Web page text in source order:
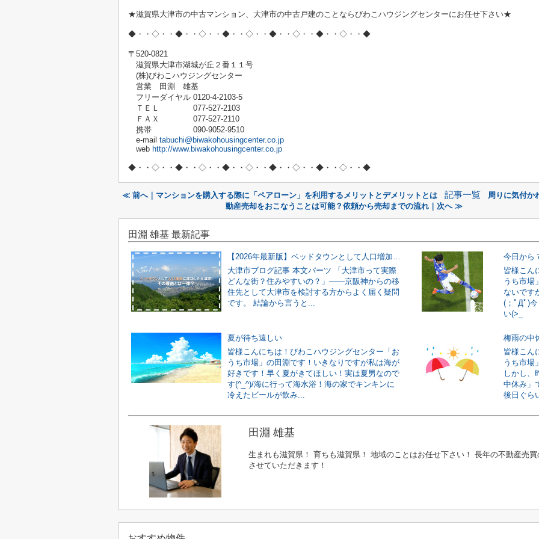
★滋賀県大津市の中古マンション、大津市の中古戸建のことならびわこハウジングセンターにお任せ下さい★
◆・・◇・・◆・・◇・・◆・・◇・・◆・・◇・・◆・・◇・・◆
〒520-0821
滋賀県大津市湖城が丘２番１１号
(株)びわこハウジングセンター
営業 田淵 雄基
フリーダイヤル 0120-4-2103-5
ＴＥＬ 077-527-2103
ＦＡＸ 077-527-2110
携帯 090-9052-9510
e-mail tabuchi@biwakohousingcenter.co.jp
web http://www.biwakohousingcenter.co.jp
◆・・◇・・◆・・◇・・◆・・◇・・◆・・◇・・◆・・◇・・◆
≪ 前へ｜マンションを購入する際に「ペアローン」を利用するメリットとデメリットとは 記事一覧
周りに気付か
動産売却をおこなうことは可能？依頼から売却までの流れ｜次へ ≫
田淵 雄基 最新記事
【2026年最新版】ベッドタウンとして人口増加に成功した大津市!その理由とは一体？
大津市ブログ記事 本文パーツ 「大津市って実際
どんな街？住みやすいの？」——京阪神からの移
住先として大津市を検討する方からよく届く疑問
です。 結論から言うと...
今日から
皆様こん
うち市場
ないです
(；ﾟДﾟ)
い(>_
夏が待ち遠しい
皆様こんにちは！びわこハウジングセンター「お
うち市場」の田淵です！いきなりですが私は海が
好きです！早く夏がきてほしい！実は夏男なので
す(^_^)/海に行って海水浴！海の家でキンキンに
冷えたビールが飲み...
梅雨の中
皆様こん
うち市場
しかし、
中休み」
後日ぐら
田淵 雄基
生まれも滋賀県！ 育ちも滋賀県！ 地域のことはお任せ下さい！ 長年の不動産売
させていただきます！